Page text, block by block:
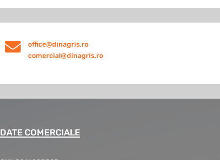

office@dinagris.ro
comercial@dinagris.ro
DATE COMERCIALE